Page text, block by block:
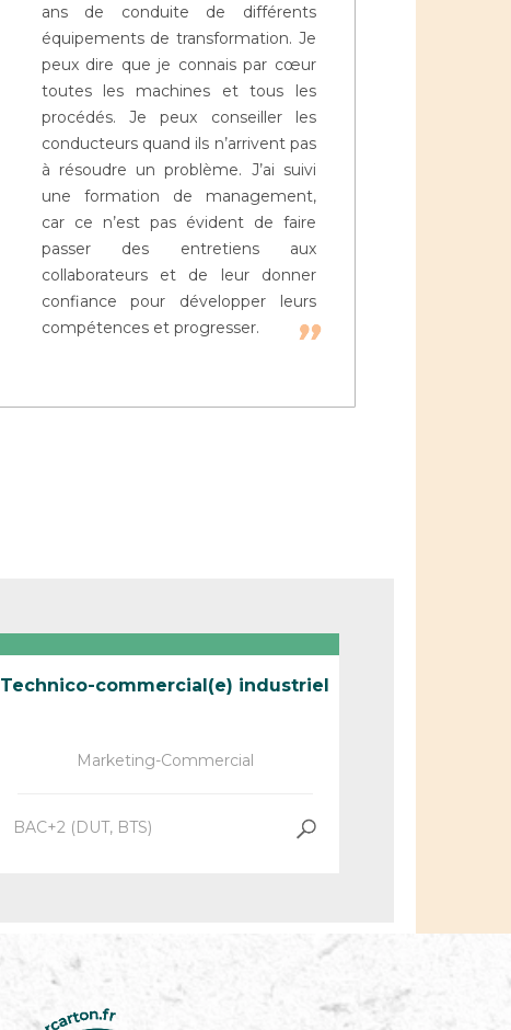
ans de conduite de différents
équipements de transformation. Je
peux dire que je connais par cœur
toutes les machines et tous les
procédés. Je peux conseiller les
conducteurs quand ils n’arrivent pas
à résoudre un problème. J’ai suivi
une formation de management,
car ce n’est pas évident de faire
passer des entretiens aux
collaborateurs et de leur donner
confiance pour développer leurs
compétences et progresser.
Technico-commercial(e) industriel
Marketing-Commercial
BAC+2 (DUT, BTS)